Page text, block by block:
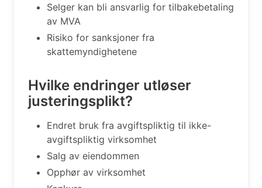
Selger kan bli ansvarlig for tilbakebetaling
av MVA
Risiko for sanksjoner fra
skattemyndighetene
Hvilke endringer utløser
justeringsplikt?
Endret bruk fra avgiftspliktig til ikke-
avgiftspliktig virksomhet
Salg av eiendommen
Opphør av virksomhet